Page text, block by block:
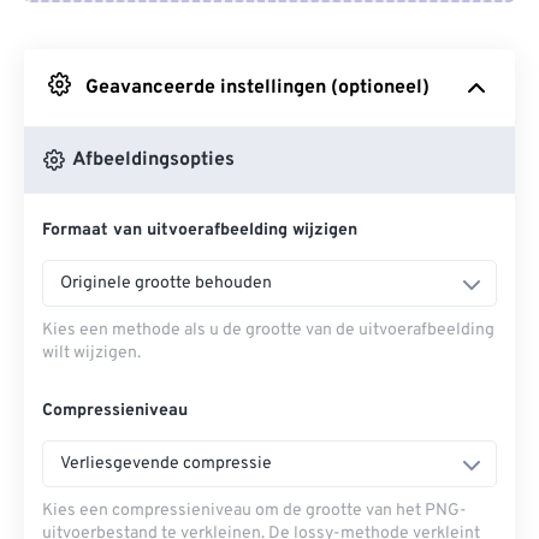
Geavanceerde instellingen (optioneel)
Afbeeldingsopties
Formaat van uitvoerafbeelding wijzigen
Originele grootte behouden
Kies een methode als u de grootte van de uitvoerafbeelding
wilt wijzigen.
Compressieniveau
Verliesgevende compressie
Kies een compressieniveau om de grootte van het PNG-
uitvoerbestand te verkleinen. De lossy-methode verkleint